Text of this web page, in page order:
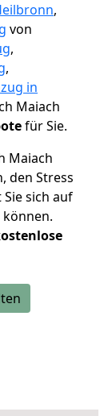
,
von
,
,
in
Maiach
für Sie.
Maiach
den Stress
sich auf